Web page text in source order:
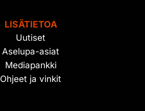
LISÄTIETOA
Uutiset
Aselupa-asiat
Mediapankki
Ohjeet ja vinkit